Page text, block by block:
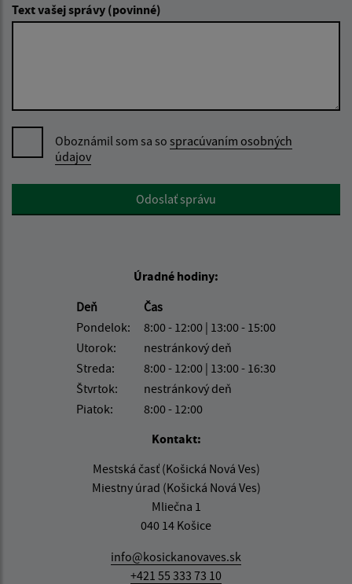
Text vašej správy (povinné)
Oboznámil som sa so spracúvaním osobných
údajov
Google reCaptcha ResponseOdoslať správu
Úradné hodiny:
Deň
Čas
Pondelok:
8:00 - 12:00 | 13:00 - 15:00
Utorok:
nestránkový deň
Streda:
8:00 - 12:00 | 13:00 - 16:30
Štvrtok:
nestránkový deň
Piatok:
8:00 - 12:00
Kontakt:
Mestská časť (Košická Nová Ves)
Miestny úrad (Košická Nová Ves)
Mliečna 1
040 14 Košice
info@kosickanovaves.sk
+421 55 333 73 10